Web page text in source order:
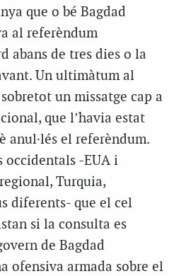
que o bé Bagdad
al referèndum
abans de tres dies o la
Un ultimàtum al
un missatge cap a
que l’havia estat
anul·lés el referèndum.
occidentals -EUA i
Turquia,
diferents- que el cel
si la consulta es
de Bagdad
ofensiva armada sobre el